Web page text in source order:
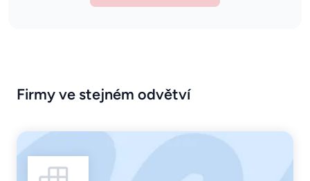
Firmy ve stejném odvětví